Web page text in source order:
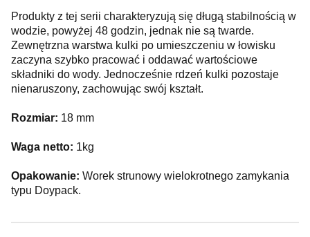
Produkty z tej serii charakteryzują się długą stabilnością w
wodzie, powyżej 48 godzin, jednak nie są twarde.
Zewnętrzna warstwa kulki po umieszczeniu w łowisku
zaczyna szybko pracować i oddawać wartościowe
składniki do wody. Jednocześnie rdzeń kulki pozostaje
nienaruszony, zachowując swój kształt.
Rozmiar: 18 mm
Waga netto: 1kg
Opakowanie: Worek strunowy wielokrotnego zamykania
typu Doypack.